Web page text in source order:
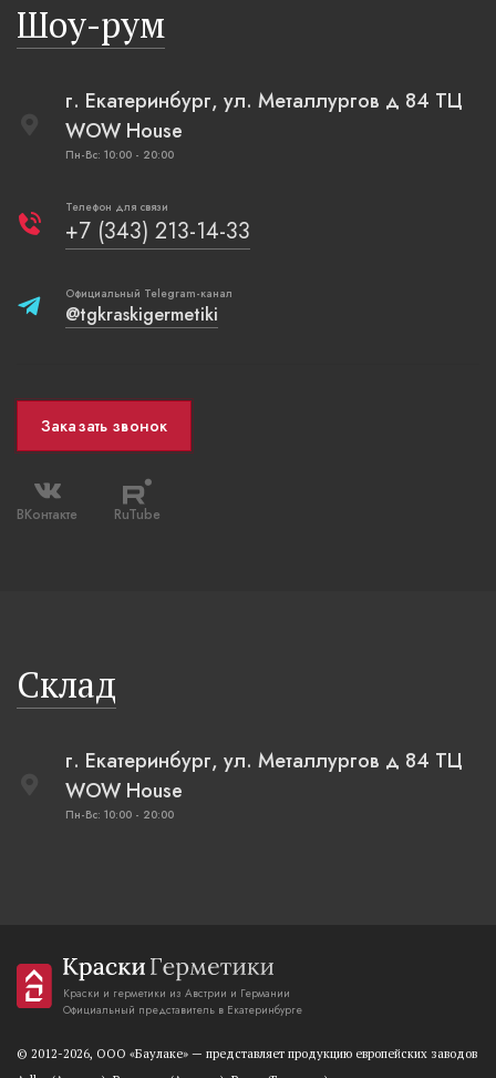
Шоу-рум
г. Екатеринбург, ул. Металлургов д 84 ТЦ
WOW House
Пн-Вс: 10:00 - 20:00
Телефон для связи
+7 (343) 213-14-33
Официальный Telegram-канал
@tgkraskigermetiki
Заказать звонок
ВКонтакте RuTube
Склад
г. Екатеринбург, ул. Металлургов д 84 ТЦ
WOW House
Пн-Вс: 10:00 - 20:00
Краски и герметики из Австрии и Германии
Официальный представитель в Екатеринбурге
© 2012-2026, OOO «Баулаке» — представляет продукцию европейских заводов